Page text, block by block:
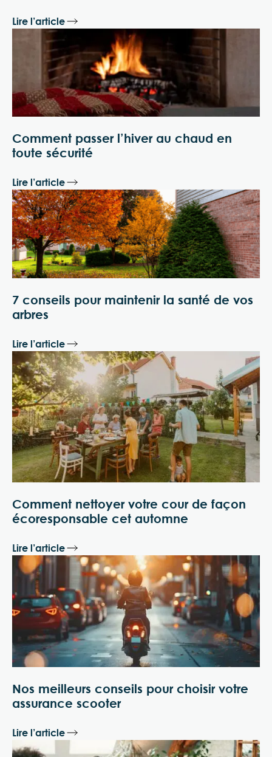
Lire l’article
Comment passer l’hiver au chaud en
toute sécurité
Lire l’article
7 conseils pour maintenir la santé de vos
arbres
Lire l’article
Comment nettoyer votre cour de façon
écoresponsable cet automne
Lire l’article
Nos meilleurs conseils pour choisir votre
assurance scooter
Lire l’article